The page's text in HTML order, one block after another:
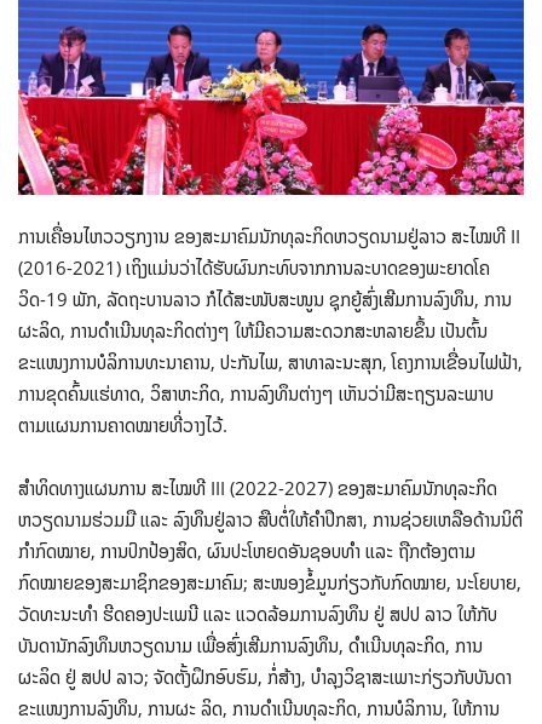
ການເຄື່ອນໄຫວວຽກງານ ຂອງສະມາຄົມນັກທຸລະກິດຫວຽດນາມຢູ່ລາວ ສະໄໝທີ II
(2016-2021) ເຖິງແມ່ນວ່າໄດ້ຮັບຜົນກະທົບຈາກການລະບາດຂອງພະຍາດໂຄ
ວິດ-19 ພັກ, ລັດຖະບານລາວ ກໍໄດ້ສະໜັບສະໜູນ ຊຸກຍູ້ສົ່ງເສີມການລົງທຶນ, ການ
ຜະລິດ, ການດຳເນີນທຸລະກິດຕ່າງໆ ໃຫ້ມີຄວາມສະດວກສະຫລາຍຂຶ້ນ ເປັນຕົ້ນ
ຂະແໜງການບໍລິການທະນາຄານ, ປະກັນໄພ, ສາທາລະນະສຸກ, ໂຄງການເຂື່ອນໄຟຟ້າ,
ການຂຸດຄົ້ນແຮ່ທາດ, ວິສາຫະກິດ, ການລົງທຶນຕ່າງໆ ເຫັນວ່າມີສະຖຽນລະພາບ
ຕາມແຜນການຄາດໝາຍທີ່ວາງໄວ້.
ສຳທິດທາງແຜນການ ສະໄໝທີ III (2022-2027) ຂອງສະມາຄົມນັກທຸລະກິດ
ຫວຽດນາມຮ່ວມມື ແລະ ລົງທຶນຢູ່ລາວ ສືບຕໍ່ໃຫ້ຄຳປຶກສາ, ການຊ່ວຍເຫລືອດ້ານນິຕິ
ກໍາກົດໝາຍ, ການປົກປ້ອງສິດ, ຜົນປະໂຫຍດອັນຊອບທຳ ແລະ ຖືກຕ້ອງຕາມ
ກົດໝາຍຂອງສະມາຊິກຂອງສະມາຄົມ; ສະໜອງຂໍ້ມູນກ່ຽວກັບກົດໝາຍ, ນະໂຍບາຍ,
ວັດທະນະທໍາ ຮີດຄອງປະເພນີ ແລະ ແວດລ້ອມການລົງທຶນ ຢູ່ ສປປ ລາວ ໃຫ້ກັບ
ບັນດານັກລົງທຶນຫວຽດນາມ ເພື່ອສົ່ງເສີມການລົງທຶນ, ດໍາເນີນທຸລະກິດ, ການ
ຜະລິດ ຢູ່ ສປປ ລາວ; ຈັດຕັ້ງຝຶກອົບຮົມ, ກໍ່ສ້າງ, ບຳລຸງວິຊາສະເພາະກ່ຽວກັບບັນດາ
ຂະແໜງການລົງທຶນ, ການຜະ ລິດ, ການດຳເນີນທຸລະກິດ, ການບໍລິການ, ໃຫ້ການ